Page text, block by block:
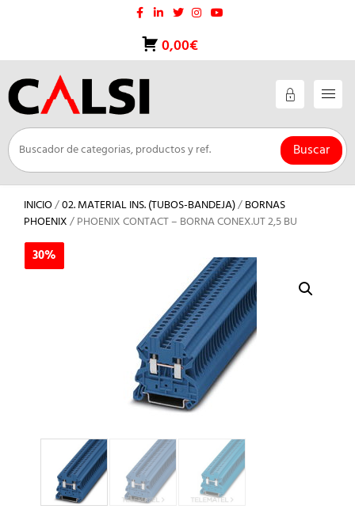
0,00€
Buscar
INICIO/02. MATERIAL INS. (TUBOS-BANDEJA)/BORNAS
PHOENIX/ PHOENIX CONTACT – BORNA CONEX.UT 2,5 BU
30%
30%